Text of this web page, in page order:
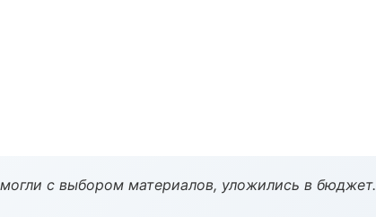
с выбором материалов, уложились в бюджет.